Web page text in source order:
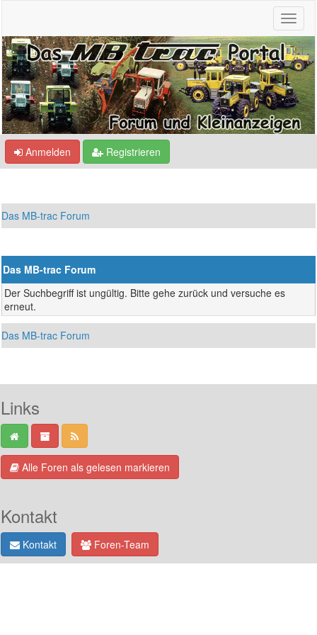
Anmelden Registrieren
Das MB-trac Forum
Das MB-trac Forum
Der Suchbegriff ist ungültig. Bitte gehe zurück und versuche es
erneut.
Das MB-trac Forum
Links
Alle Foren als gelesen markieren
Kontakt
Kontakt Foren-Team